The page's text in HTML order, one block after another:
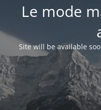
Le mode
Site will be available